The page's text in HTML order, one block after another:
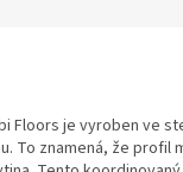
Floors je vyroben ve
To znamená, že profil